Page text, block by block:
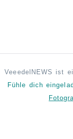
VeeedelNEWS ist
Fühle dich